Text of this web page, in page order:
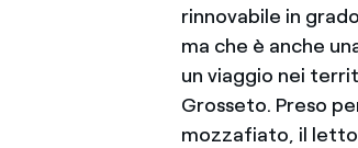
rinnovabile in
ma che è anche
un viaggio nei
Grosseto. Preso
mozzafiato, il